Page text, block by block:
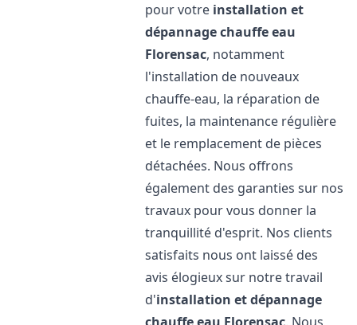
pour votre installation et
dépannage chauffe eau
Florensac, notamment
l'installation de nouveaux
chauffe-eau, la réparation de
fuites, la maintenance régulière
et le remplacement de pièces
détachées. Nous offrons
également des garanties sur nos
travaux pour vous donner la
tranquillité d'esprit. Nos clients
satisfaits nous ont laissé des
avis élogieux sur notre travail
d'installation et dépannage